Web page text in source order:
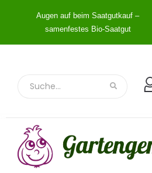
Augen auf beim Saatgutkauf –
samenfestes Bio-Saatgut